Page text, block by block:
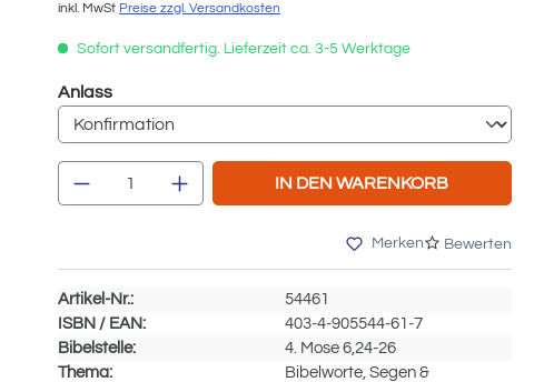
inkl. MwSt Preise zzgl. Versandkosten
Sofort versandfertig. Lieferzeit ca. 3-5 Werktage
Anlassauswählen
Produkt Anzahl: Gib den gewünschten
IN DEN WARENKORB
Merken Bewerten
Artikel-Nr.:
54461
ISBN / EAN:
403-4-905544-61-7
Bibelstelle:
4. Mose 6,24-26
Thema:
Bibelworte, Segen &